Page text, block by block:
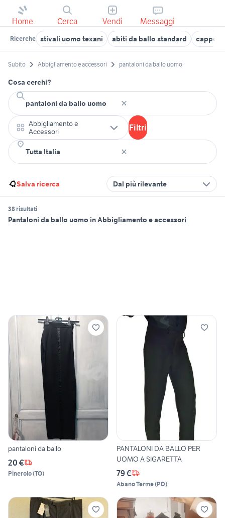
Home Cerca Vendi Messaggi
Ricerche stivali uomo texani abiti da ballo standard
Subito Abbigliamento e accessori pantaloni da ballo uomo
Cosa cerchi?
Abbigliamento e
Accessori
Filtri
Salva ricerca Dal più rilevante
38 risultati
Pantaloni da ballo uomo in Abbigliamento e accessori
pantaloni da ballo
20 €
Pinerolo(TO)
PANTALONI DA BALLO PER
UOMO A SIGARETTA
79 €
Abano Terme(PD)